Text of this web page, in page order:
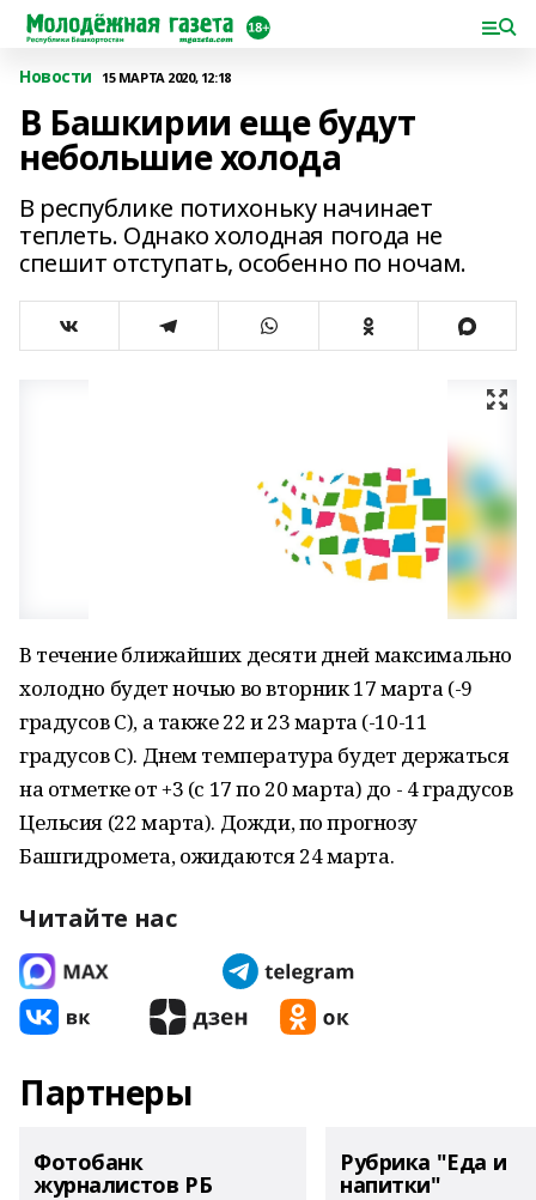
Новости 15 МАРТА 2020, 12:18
В Башкирии еще будут
небольшие холода
В республике потихоньку начинает
теплеть. Однако холодная погода не
спешит отступать, особенно по ночам.
В течение ближайших десяти дней максимально
холодно будет ночью во вторник 17 марта (-9
градусов С), а также 22 и 23 марта (-10-11
градусов С). Днем температура будет держаться
на отметке от +3 (с 17 по 20 марта) до - 4 градусов
Цельсия (22 марта). Дожди, по прогнозу
Башгидромета, ожидаются 24 марта.
Читайте нас
Партнеры
Фотобанк
журналистов РБ
Рубрика "Еда и
напитки"